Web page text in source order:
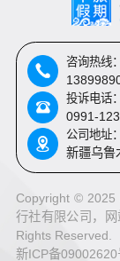
咨询热线：
投诉电话：
0991-
公司地址：
新疆乌鲁
Copyright © 2025
行社有限公司，网
Rights Reserved.
新ICP备